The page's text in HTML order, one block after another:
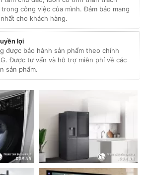
trong công việc của mình. Đảm bảo mang
cho khách hàng.
lợi
được bảo hành sản phẩm theo chính
Được tư vấn và hỗ trợ miễn phí về các
sản phẩm.